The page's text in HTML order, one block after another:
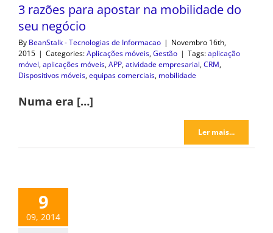
3 razões para apostar na mobilidade do
seu negócio
By BeanStalk - Tecnologias de Informacao | Novembro 16th,
2015 | Categories:Aplicações móveis,Gestão | Tags:aplicação
móvel,aplicações móveis,APP,atividade empresarial,CRM,
Dispositivos móveis,equipas comerciais, mobilidade
Numa era […]
Ler mais...
9
09, 2014